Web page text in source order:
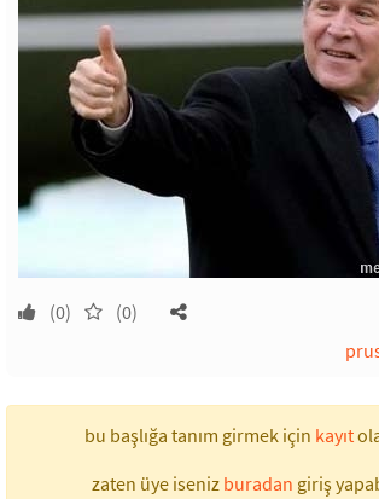
(0) (0)
bu başlığa tanım girmek için kayıt
zaten üye iseniz buradan giriş